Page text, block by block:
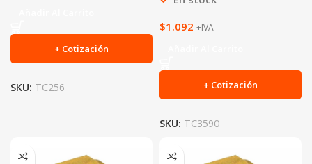
+ Cotización
SKU: TC256
$1.092 +IVA
+ Cotización
SKU: TC3590